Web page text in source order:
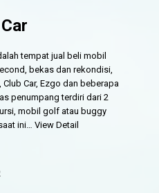
tempat jual beli mobil
bekas dan rekondisi,
Car, Ezgo dan beberapa
penumpang terdiri dari 2
mobil golf atau buggy
ini…View Detail